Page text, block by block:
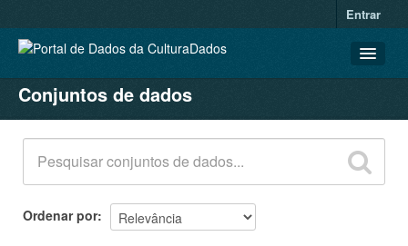
Entrar
CONJUNTOS DE DADOS
ORGANIZAÇÕES
GRUPOS
SOBRE
Conjuntos de dados
Ordenar por